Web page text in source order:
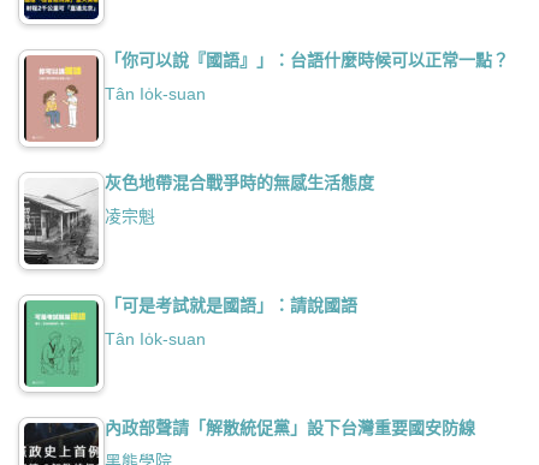
「你可以說『國語』」：台語什麼時候可以正常一點？
Tân Io̍k-suan
灰色地帶混合戰爭時的無感生活態度
凌宗魁
「可是考試就是國語」：請說國語
Tân Io̍k-suan
內政部聲請「解散統促黨」設下台灣重要國安防線
黑熊學院